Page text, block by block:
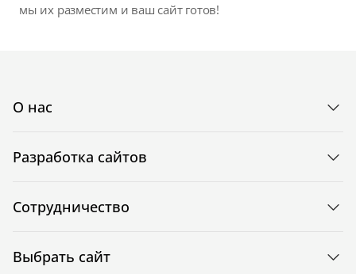
мы их разместим и ваш сайт готов!
О нас
Разработка сайтов
Сотрудничество
Выбрать сайт